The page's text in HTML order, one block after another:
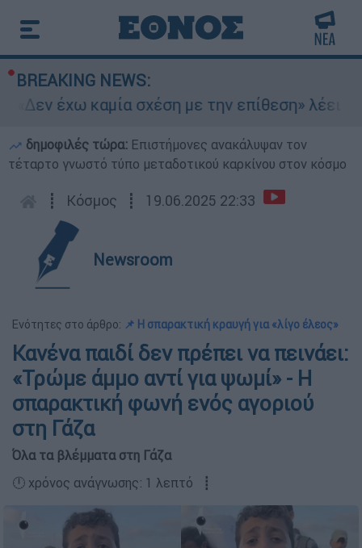
BREAKING NEWS:
έχω καμία σχέση με την επίθεση» λέει η
δημοφιλές τώρα: Επιστήμονες ανακάλυψαν τον
τέταρτο γνωστό τύπο μεταδοτικού καρκίνου στον κόσμο
┋ Κόσμος ┋ 19.06.2025 22:33
Newsroom
Ενότητες στο άρθρο: 📌 Η σπαρακτική κραυγή για «λίγο έλεος»
Κανένα παιδί δεν πρέπει να πεινάει:
«Τρώμε άμμο αντί για ψωμί» - Η
σπαρακτική φωνή ενός αγοριού
στη Γάζα
Όλα τα βλέμματα στη Γάζα
🕛 χρόνος ανάγνωσης: 1 λεπτό ┋